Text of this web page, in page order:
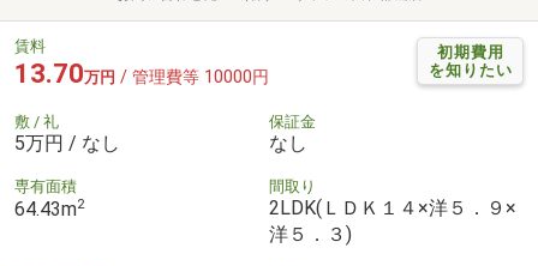
初期費用
を知りたい
賃料
13.70万円 / 管理費等 10000円
敷 / 礼
5万円 / なし
保証金
なし
専有面積
64.43m2
間取り
2LDK(ＬＤＫ１４×洋５．９×
洋５．３)